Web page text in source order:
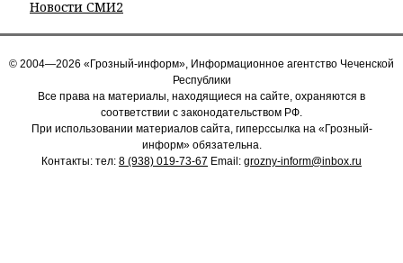
Новости СМИ2
© 2004—2026 «Грозный-информ», Информационное агентство Чеченской
Республики
Все права на материалы, находящиеся на сайте, охраняются в
соответствии с законодательством РФ.
При использовании материалов сайта, гиперссылка на «Грозный-
информ» обязательна.
Контакты: тел: 8 (938) 019-73-67 Email: grozny-inform@inbox.ru